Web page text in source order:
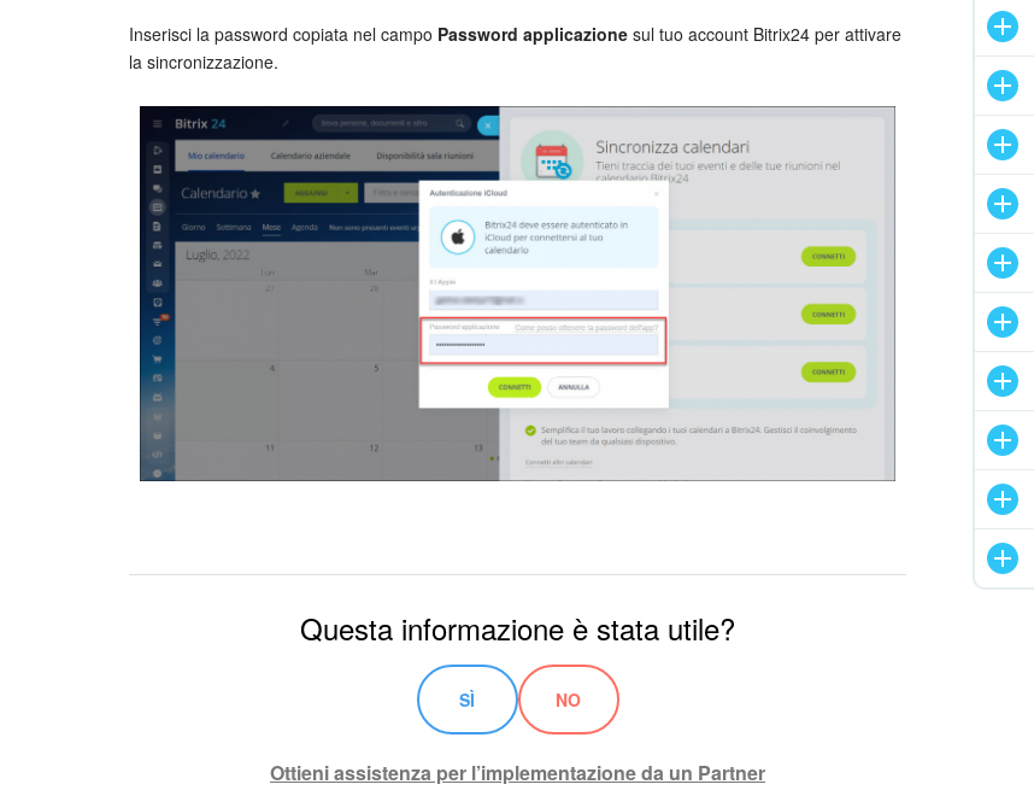
Inserisci la password copiata nel campo Password applicazione sul tuo account Bitrix24 per attivare
la sincronizzazione.
Questa informazione è stata utile?
SÌ NO
Ottieni assistenza per l’implementazione da un Partner